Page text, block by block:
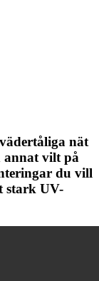
nät
annat vilt på
du vill
stark UV-